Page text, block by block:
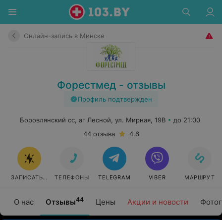
Онлайн-запись в Минске
Форестмед - отзывы
Профиль подтвержден
О нас Отзывы44 Цены Акции и новости
Боровлянский сс, аг Лесной, ул. Мирная, 19В
до 21:00
44 отзыва
4.6
ЗАПИСАТЬСЯ ОНЛАЙН
ТЕЛЕФОНЫ TELEGRAM VIBER МАРШРУТ